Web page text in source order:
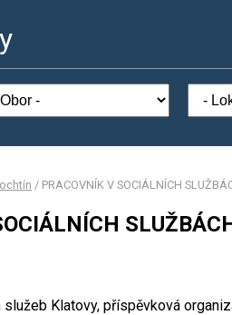
/ PRACOVNÍK V SOCIÁLNÍCH
Klatovy, příspěvková